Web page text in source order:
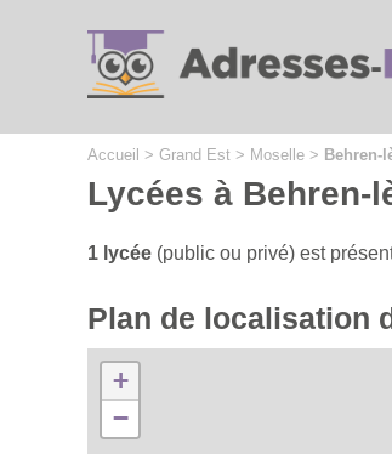
Accueil > Grand Est > Moselle > Behren-
Lycées à Behren-
1 lycée (public ou privé) est
Plan de localisation
+
−